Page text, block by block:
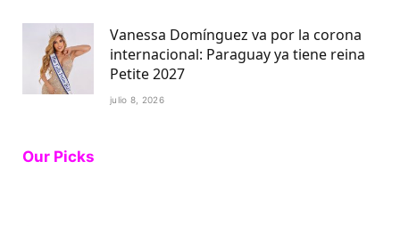
Vanessa Domínguez va por la corona
internacional: Paraguay ya tiene reina
Petite 2027
julio 8, 2026
Our Picks